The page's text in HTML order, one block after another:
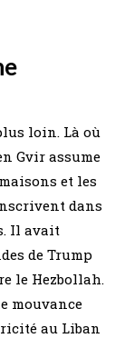
loin. Là où
Gvir assume
et les
dans
Il avait
de Trump
le Hezbollah.
mouvance
au Liban